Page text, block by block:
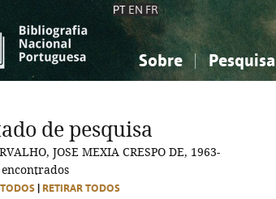
PT EN FR
Sobre Pesquisa
Ciências sociais...
Arte, desporto...
Ciências sociais...
Arte, desporto...
de pesquisa
JOSE MEXIA CRESPO DE, 1963-
RETIRAR TODOS